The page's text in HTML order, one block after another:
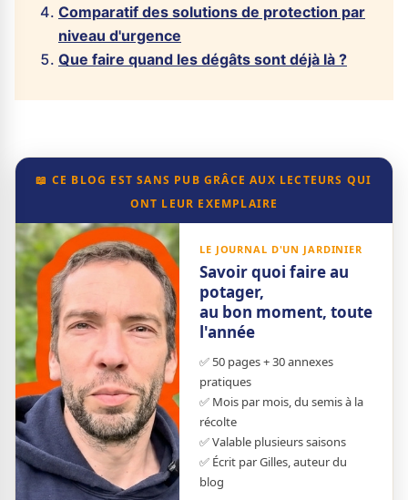
Comparatif des solutions de protection par
niveau d'urgence
Que faire quand les dégâts sont déjà là ?
📖 CE BLOG EST SANS PUB GRÂCE AUX LECTEURS QUI
ONT LEUR EXEMPLAIRE
LE JOURNAL D'UN JARDINIER
Savoir quoi faire au
potager,
au bon moment, toute
l'année
✅ 50 pages + 30 annexes
pratiques
✅ Mois par mois, du semis à la
récolte
✅ Valable plusieurs saisons
✅ Écrit par Gilles, auteur du
blog